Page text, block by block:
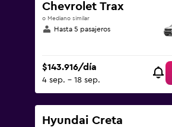
Chevrolet Trax
o Mediano similar
Hasta 5 pasajeros
$143.916/día
4 sep. - 18 sep.
Hyundai Creta